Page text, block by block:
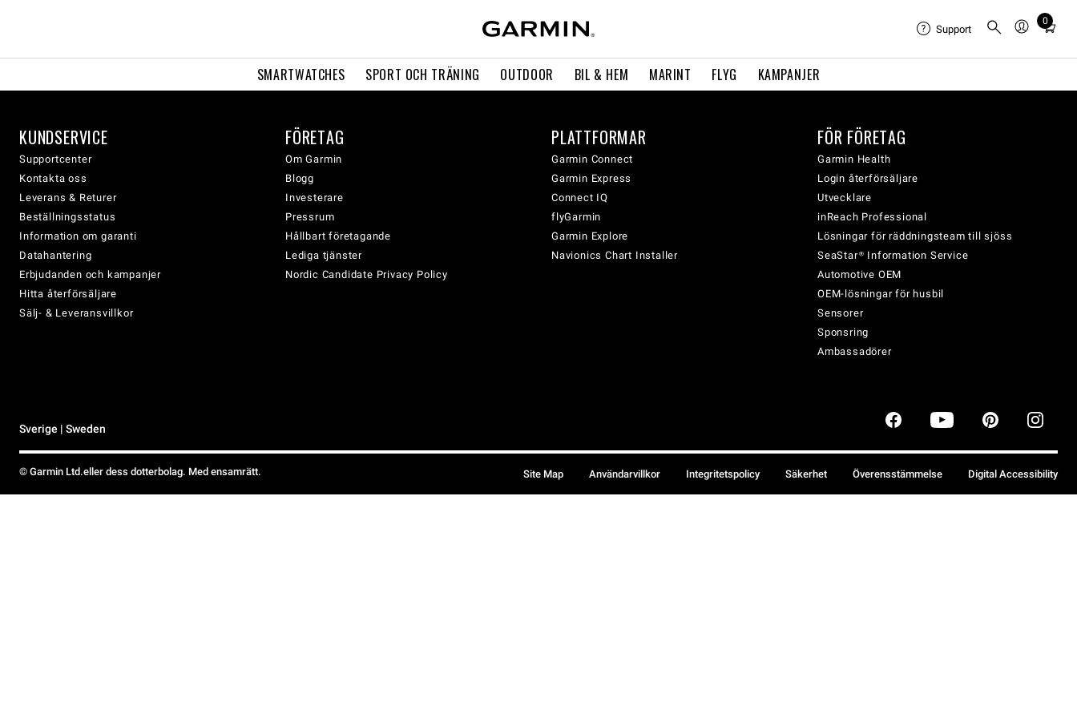
SMARTWATCHES SPORT OCH TRÄNING OUTDOOR BIL & HEM MARINT FLYG KAMPANJER
Support
0
Total
cart:
KUNDSERVICE
Supportcenter
Kontakta oss
Leverans & Returer
Beställningsstatus
Information om garanti
Datahantering
Erbjudanden och kampanjer
Hitta återförsäljare
Sälj- & Leveransvillkor
FÖRETAG
Om Garmin
Blogg
Investerare
Pressrum
Hållbart företagande
Lediga tjänster
Nordic Candidate Privacy Policy
PLATTFORMAR
Garmin Connect
Garmin Express
Connect IQ
flyGarmin
Garmin Explore
Navionics Chart Installer
FÖR FÖRETAG
Garmin Health
Login återförsäljare
Utvecklare
inReach Professional
Lösningar för räddningsteam till sjöss
SeaStar® Information Service
Automotive OEM
OEM-lösningar för husbil
Sensorer
Sponsring
Ambassadörer
Sverige | Sweden
© Garmin Ltd.eller dess dotterbolag. Med ensamrätt. Site Map Användarvillkor Integritetspolicy Säkerhet Överensstämmelse Digital Accessibility